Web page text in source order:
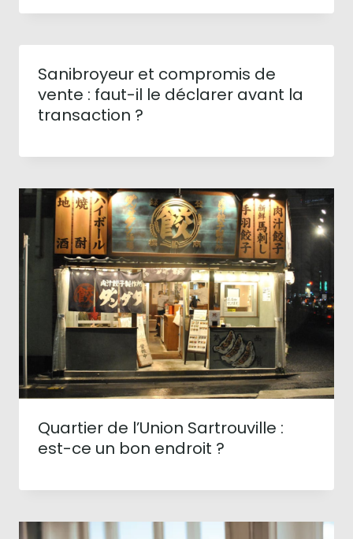
Sanibroyeur et compromis de
vente : faut-il le déclarer avant la
transaction ?
Quartier de l’Union Sartrouville :
est-ce un bon endroit ?